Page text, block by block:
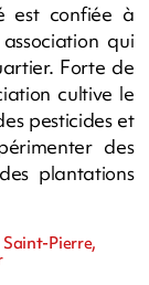
est confiée à
qui
Forte de
cultive le
pesticides et
des
plantations
Pierre,